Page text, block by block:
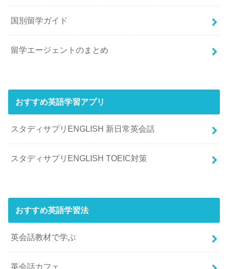
国別留学ガイド
留学エージェントのまとめ
おすすめ英語学習アプリ
スタディサプリENGLISH 新日常英会話
スタディサプリENGLISH TOEIC対策
おすすめ英語学習法
英会話教材で学ぶ
英会話カフェ